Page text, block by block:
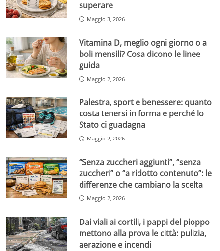
superare
Maggio 3, 2026
Vitamina D, meglio ogni giorno o a
boli mensili? Cosa dicono le linee
guida
Maggio 2, 2026
Palestra, sport e benessere: quanto
costa tenersi in forma e perché lo
Stato ci guadagna
Maggio 2, 2026
“Senza zuccheri aggiunti”, “senza
zuccheri” o “a ridotto contenuto”: le
differenze che cambiano la scelta
Maggio 2, 2026
Dai viali ai cortili, i pappi del pioppo
mettono alla prova le città: pulizia,
aerazione e incendi